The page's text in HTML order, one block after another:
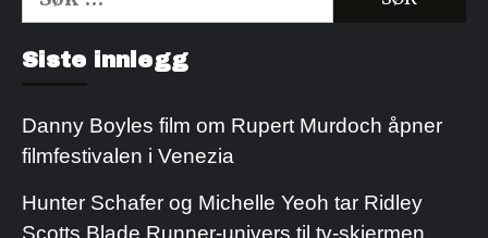
etter:
Siste innlegg
Danny Boyles film om Rupert Murdoch åpner
filmfestivalen i Venezia
Hunter Schafer og Michelle Yeoh tar Ridley
Scotts Blade Runner-univers til tv-skjermen